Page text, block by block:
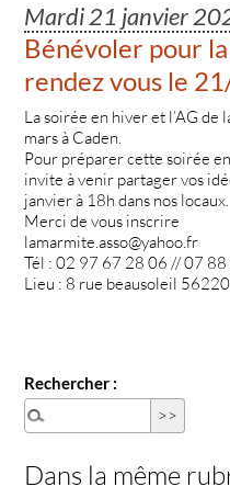
Mardi 21 janvier
Bénévoler pour
rendez vous le
La soirée en hiver et l’AG
mars à Caden.
Pour préparer cette soirée
invite à venir partager vos
janvier à 18h dans nos locaux.
Merci de vous inscrire
lamarmite.asso@yahoo.fr
Tél : 02 97 67 28 06 // 07
Lieu : 8 rue beausoleil
Rechercher :
Dans la même